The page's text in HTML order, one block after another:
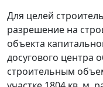
Для целей
разрешение на
объекта
досугового центра
строительным